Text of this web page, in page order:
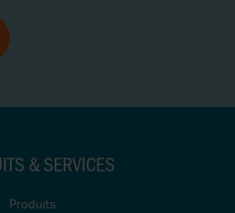
& SERVICES
Produits